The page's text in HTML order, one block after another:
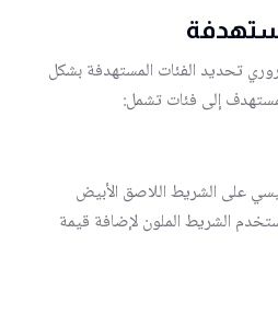
تحديد الفئات المستهدفة بشكل
إلى فئات تشمل:
على الشريط اللاصق الأبيض
الشريط الملون لإضافة قيمة